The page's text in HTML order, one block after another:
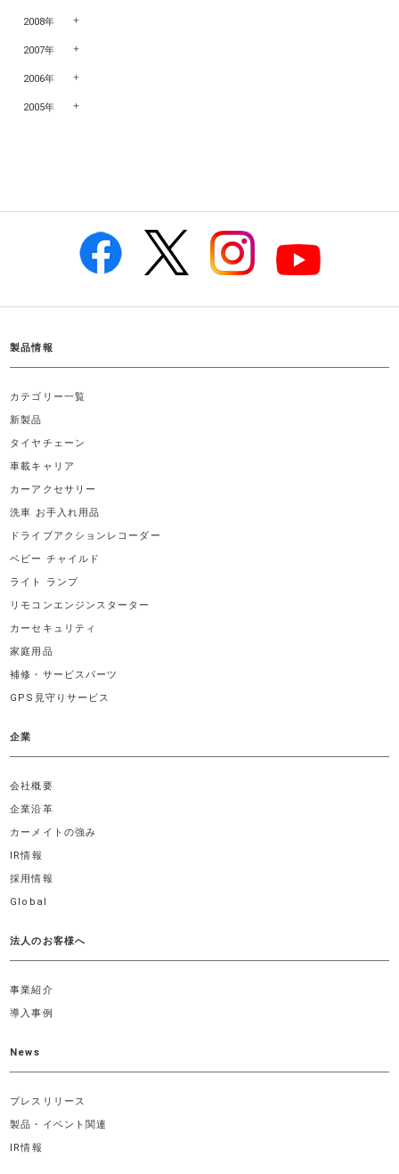
2008年
2007年
2006年
2005年
製品情報
カテゴリー一覧
新製品
タイヤチェーン
車載キャリア
カーアクセサリー
洗車 お手入れ用品
ドライブアクションレコーダー
ベビー チャイルド
ライト ランプ
リモコンエンジンスターター
カーセキュリティ
家庭用品
補修・サービスパーツ
GPS見守りサービス
企業
会社概要
企業沿革
カーメイトの強み
IR情報
採用情報
Global
法人のお客様へ
事業紹介
導入事例
News
プレスリリース
製品・イベント関連
IR情報